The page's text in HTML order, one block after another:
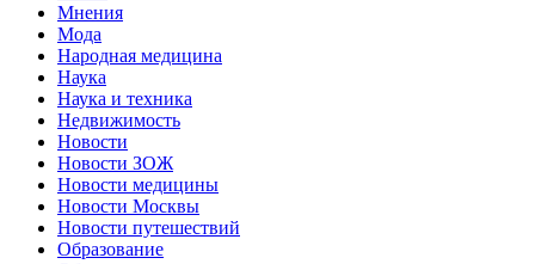
Мнения
Мода
Народная медицина
Наука
Наука и техника
Недвижимость
Новости
Новости ЗОЖ
Новости медицины
Новости Москвы
Новости путешествий
Образование